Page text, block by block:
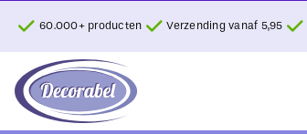
inhoud
60.000+ producten Verzending vanaf 5,95